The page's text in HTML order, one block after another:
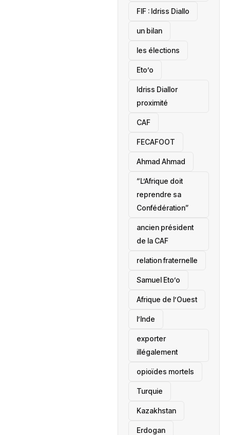
‎FIF : Idriss Diallo
un bilan
les élections
Eto’o
Idriss Diallor
proximité
CAF
FECAFOOT
‎Ahmad Ahmad
“L’Afrique doit
reprendre sa
Confédération”
ancien président
de la CAF
relation fraternelle
Samuel Eto’o
Afrique de l’Ouest
l’Inde
exporter
illégalement
opioïdes mortels
‎Turquie
Kazakhstan
Erdogan